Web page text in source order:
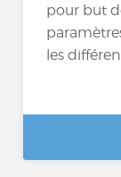
pour but
les